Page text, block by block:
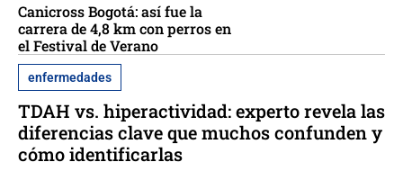
Canicross Bogotá: así fue la
carrera de 4,8 km con perros en
el Festival de Verano
enfermedades
TDAH vs. hiperactividad: experto revela las
diferencias clave que muchos confunden y
cómo identificarlas